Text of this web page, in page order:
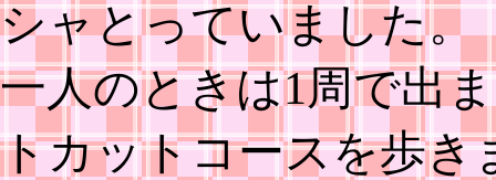
シャとっていました。
一人のときは1周で出
トカットコースを歩き